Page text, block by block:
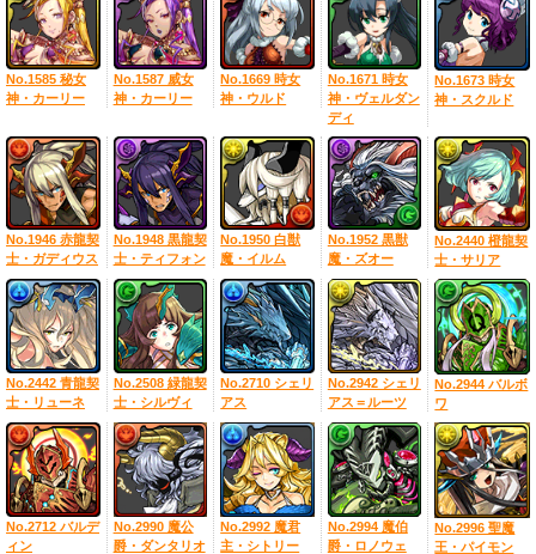
No.1585 秘女
神・カーリー
No.1587 威女
神・カーリー
No.1669 時女
神・ウルド
No.1671 時女
神・ヴェルダン
ディ
No.1673 時女
神・スクルド
No.1946 赤龍契
士・ガディウス
No.1948 黒龍契
士・ティフォン
No.1950 白獣
魔・イルム
No.1952 黒獣
魔・ズオー
No.2440 橙龍契
士・サリア
No.2442 青龍契
士・リューネ
No.2508 緑龍契
士・シルヴィ
No.2710 シェリ
アス
No.2942 シェリ
アス＝ルーツ
No.2944 バルボ
ワ
No.2712 バルデ
ィン
No.2990 魔公
爵・ダンタリオ
No.2992 魔君
主・シトリー
No.2994 魔伯
爵・ロノウェ
No.2996 聖魔
王・パイモン